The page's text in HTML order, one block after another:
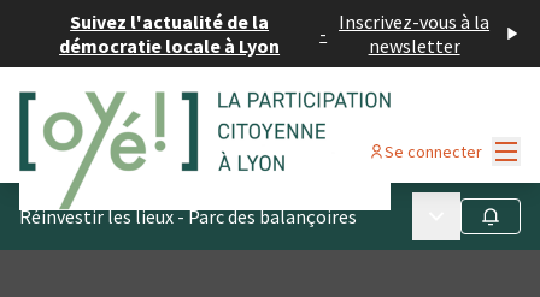
Suivez l'actualité de la
démocratie locale à Lyon
- Inscrivez-vous à la
newsletter
Se connecter
Réinvestir les lieux - Parc des balançoires Menu Suivre